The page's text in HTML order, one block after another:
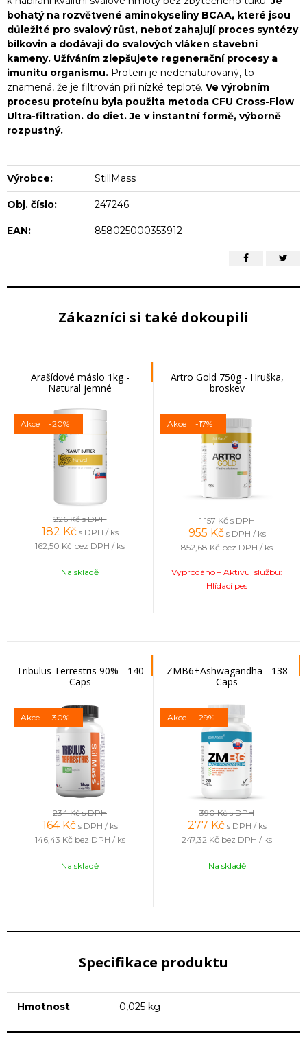
bohatý na rozvětvené aminokyseliny BCAA, které jsou
důležité pro svalový růst, neboť zahajují proces syntézy
bílkovin a dodávají do svalových vláken stavební
kameny. Užíváním zlepšujete regenerační procesy a
imunitu organismu. Protein je nedenaturovaný, to
znamená, že je filtrován při nízké teplotě. Ve výrobním
procesu proteínu byla použita metoda CFU Cross-Flow
Ultra-filtration. do diet. Je v instantní formě, výborně
rozpustný.
Výrobce: StillMass
Obj. číslo: 247246
EAN: 858025000353912
Zákazníci si také dokoupili
Arašídové máslo 1kg -
Natural jemné
Akce -20%
226 Kčs DPH
182 Kč s DPH / ks
162,50 Kč bez DPH / ks
Na skladě
Artro Gold 750g - Hruška,
broskev
Akce -17%
1 157 Kčs DPH
955 Kč s DPH / ks
852,68 Kč bez DPH / ks
Vyprodáno – Aktivuj službu:
Hlídací pes
Tribulus Terrestris 90% - 140
Caps
Akce -30%
234 Kčs DPH
164 Kč s DPH / ks
146,43 Kč bez DPH / ks
Na skladě
ZMB6+Ashwagandha - 138
Caps
Akce -29%
390 Kčs DPH
277 Kč s DPH / ks
247,32 Kč bez DPH / ks
Na skladě
Specifikace produktu
Hmotnost 0,025 kg